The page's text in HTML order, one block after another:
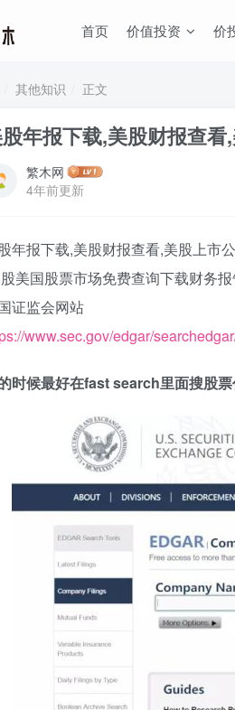
首页 价值投资 价
其他知识 正文
年报下载,美股财报查
繁木网
4年前更新
年报下载,美股财报查看,美股上市
美国股票市场免费查询下载财务
证监会网站
www.sec.gov/edgar/
时候最好在fast search里面搜股